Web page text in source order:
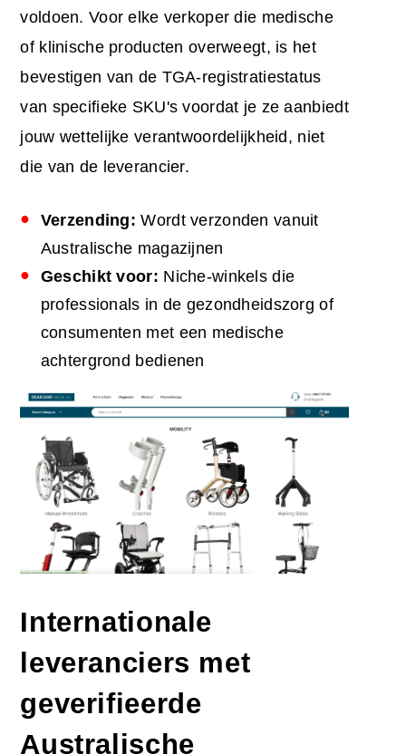
voldoen. Voor elke verkoper die medische
of klinische producten overweegt, is het
bevestigen van de TGA-registratiestatus
van specifieke SKU's voordat je ze aanbiedt
jouw wettelijke verantwoordelijkheid, niet
die van de leverancier.
Verzending: Wordt verzonden vanuit
Australische magazijnen
Geschikt voor: Niche-winkels die
professionals in de gezondheidszorg of
consumenten met een medische
achtergrond bedienen
Internationale
leveranciers met
geverifieerde
Australische